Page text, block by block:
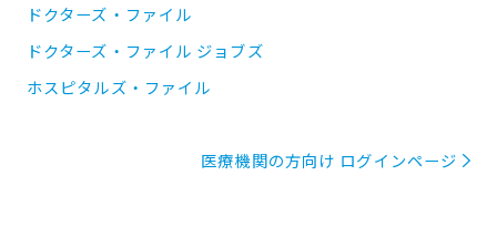
ドクターズ・ファイル
ドクターズ・ファイル ジョブズ
ホスピタルズ・ファイル
医療機関の方向け ログインページ